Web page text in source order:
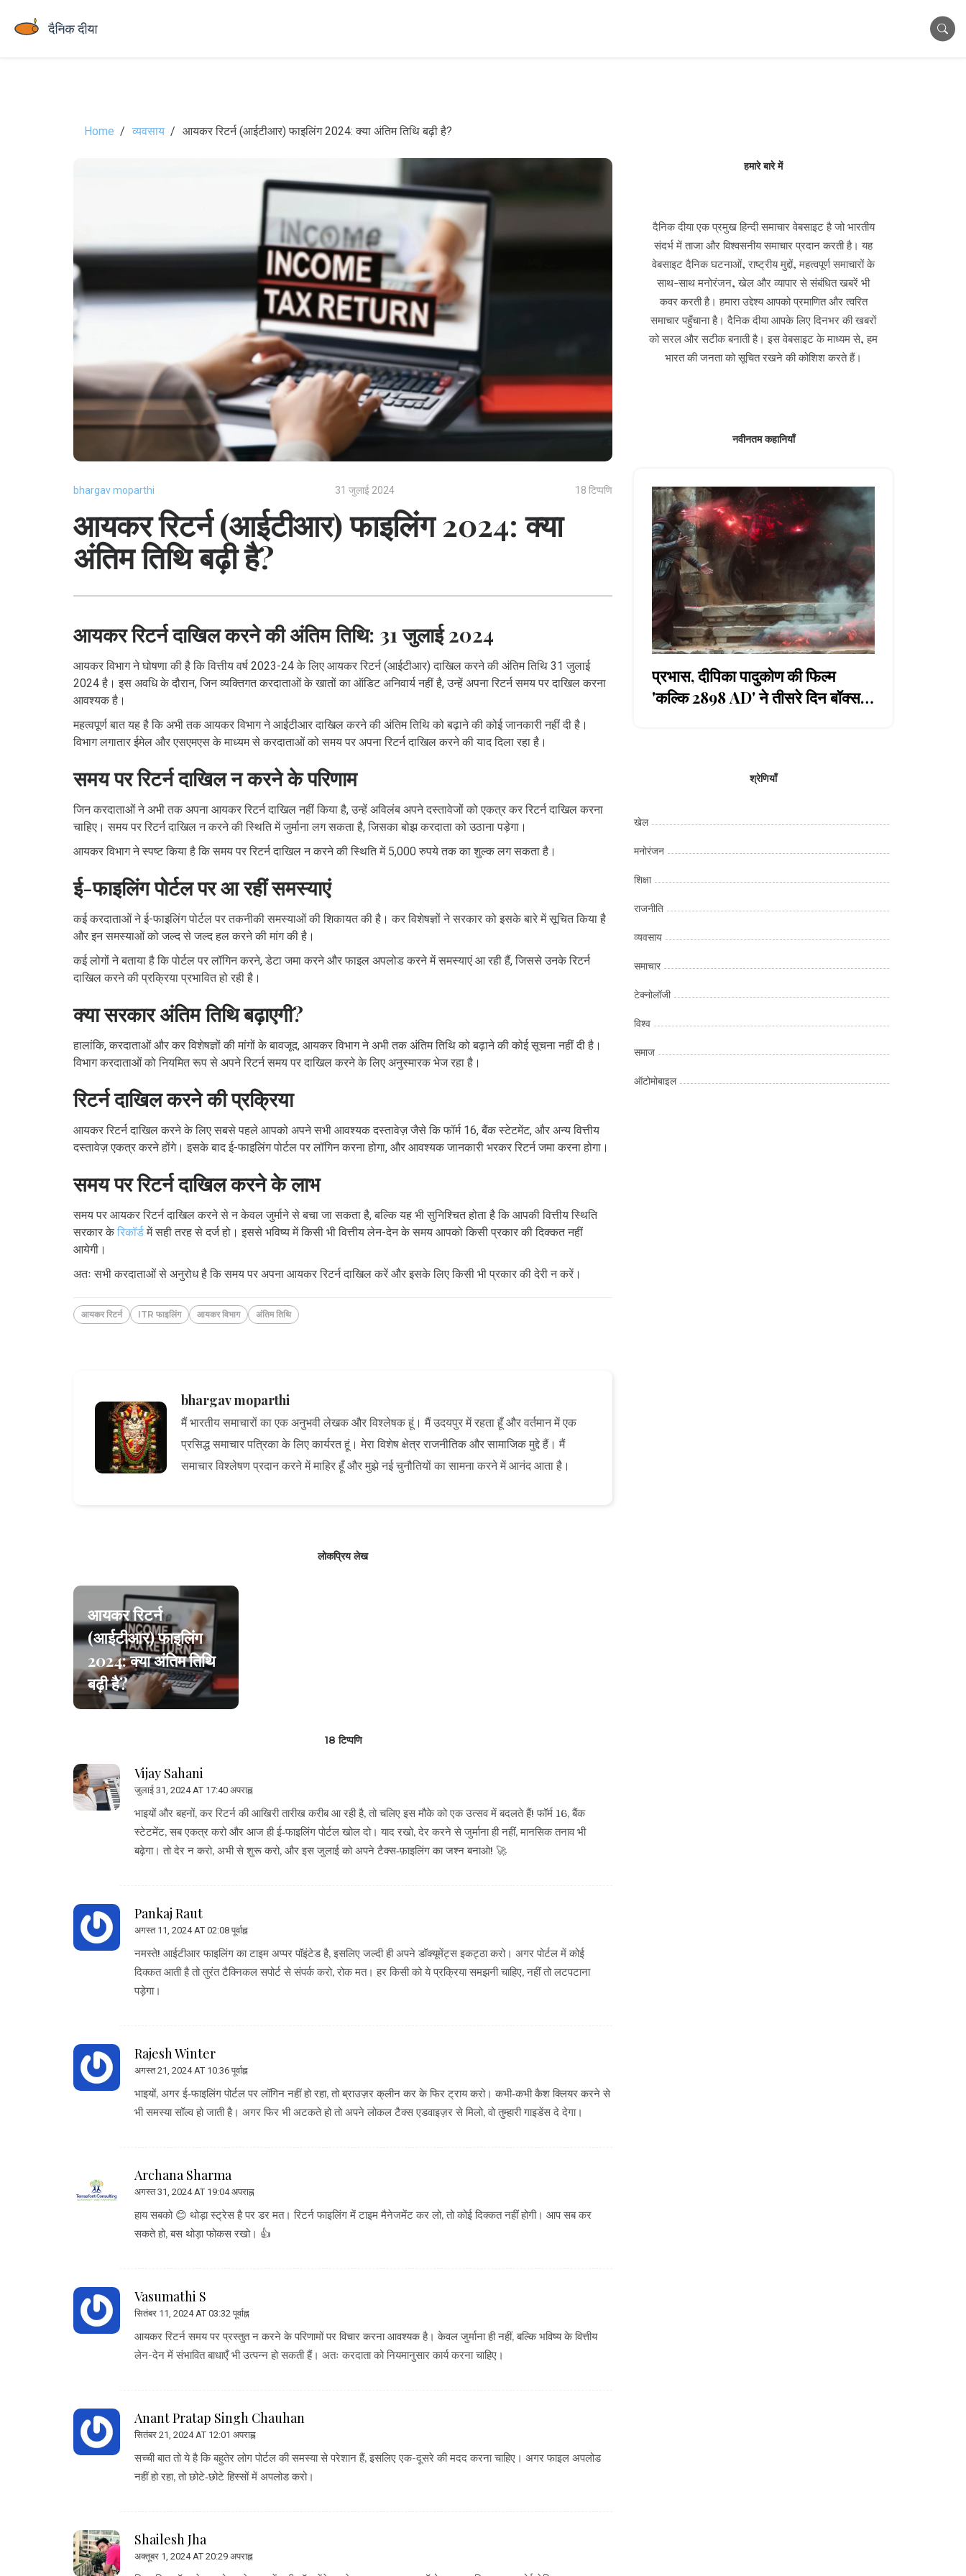
Home व्यवसाय आयकर रिटर्न (आईटीआर) फाइलिंग 2024: क्या अंतिम तिथि बढ़ी है?
bhargav moparthi 31 जुलाई 2024 18 टिप्पणि
आयकर रिटर्न (आईटीआर) फाइलिंग 2024: क्या
अंतिम तिथि बढ़ी है?
आयकर रिटर्न दाखिल करने की अंतिम तिथि: 31 जुलाई 2024
आयकर विभाग ने घोषणा की है कि वित्तीय वर्ष 2023-24 के लिए आयकर रिटर्न (आईटीआर) दाखिल करने की अंतिम तिथि 31 जुलाई
2024 है। इस अवधि के दौरान, जिन व्यक्तिगत करदाताओं के खातों का ऑडिट अनिवार्य नहीं है, उन्हें अपना रिटर्न समय पर दाखिल करना
आवश्यक है।
महत्वपूर्ण बात यह है कि अभी तक आयकर विभाग ने आईटीआर दाखिल करने की अंतिम तिथि को बढ़ाने की कोई जानकारी नहीं दी है।
विभाग लगातार ईमेल और एसएमएस के माध्यम से करदाताओं को समय पर अपना रिटर्न दाखिल करने की याद दिला रहा है।
समय पर रिटर्न दाखिल न करने के परिणाम
जिन करदाताओं ने अभी तक अपना आयकर रिटर्न दाखिल नहीं किया है, उन्हें अविलंब अपने दस्तावेजों को एकत्र कर रिटर्न दाखिल करना
चाहिए। समय पर रिटर्न दाखिल न करने की स्थिति में जुर्माना लग सकता है, जिसका बोझ करदाता को उठाना पड़ेगा।
आयकर विभाग ने स्पष्ट किया है कि समय पर रिटर्न दाखिल न करने की स्थिति में 5,000 रुपये तक का शुल्क लग सकता है।
ई-फाइलिंग पोर्टल पर आ रहीं समस्याएं
कई करदाताओं ने ई-फाइलिंग पोर्टल पर तकनीकी समस्याओं की शिकायत की है। कर विशेषज्ञों ने सरकार को इसके बारे में सूचित किया है
और इन समस्याओं को जल्द से जल्द हल करने की मांग की है।
कई लोगों ने बताया है कि पोर्टल पर लॉगिन करने, डेटा जमा करने और फाइल अपलोड करने में समस्याएं आ रही हैं, जिससे उनके रिटर्न
दाखिल करने की प्रक्रिया प्रभावित हो रही है।
क्या सरकार अंतिम तिथि बढ़ाएगी?
हालांकि, करदाताओं और कर विशेषज्ञों की मांगों के बावजूद, आयकर विभाग ने अभी तक अंतिम तिथि को बढ़ाने की कोई सूचना नहीं दी है।
विभाग करदाताओं को नियमित रूप से अपने रिटर्न समय पर दाखिल करने के लिए अनुस्मारक भेज रहा है।
रिटर्न दाखिल करने की प्रक्रिया
आयकर रिटर्न दाखिल करने के लिए सबसे पहले आपको अपने सभी आवश्यक दस्तावेज़ जैसे कि फॉर्म 16, बैंक स्टेटमेंट, और अन्य वित्तीय
दस्तावेज़ एकत्र करने होंगे। इसके बाद ई-फाइलिंग पोर्टल पर लॉगिन करना होगा, और आवश्यक जानकारी भरकर रिटर्न जमा करना होगा।
समय पर रिटर्न दाखिल करने के लाभ
समय पर आयकर रिटर्न दाखिल करने से न केवल जुर्माने से बचा जा सकता है, बल्कि यह भी सुनिश्चित होता है कि आपकी वित्तीय स्थिति
सरकार के रिकॉर्डमें सही तरह से दर्ज हो। इससे भविष्य में किसी भी वित्तीय लेन-देन के समय आपको किसी प्रकार की दिक्कत नहीं
आयेगी।
अतः सभी करदाताओं से अनुरोध है कि समय पर अपना आयकर रिटर्न दाखिल करें और इसके लिए किसी भी प्रकार की देरी न करें।
आयकर रिटर्न ITR फाइलिंग आयकर विभाग अंतिम तिथि
bhargav moparthi
मैं भारतीय समाचारों का एक अनुभवी लेखक और विश्लेषक हूं। मैं उदयपुर में रहता हूँ और वर्तमान में एक
प्रसिद्ध समाचार पत्रिका के लिए कार्यरत हूं। मेरा विशेष क्षेत्र राजनीतिक और सामाजिक मुद्दे हैं। मैं
समाचार विश्लेषण प्रदान करने में माहिर हूँ और मुझे नई चुनौतियों का सामना करने में आनंद आता है।
लोकप्रिय लेख
आयकर रिटर्न
(आईटीआर) फाइलिंग
2024: क्या अंतिम तिथि
बढ़ी है?
18 टिप्पणि
Vijay Sahani
जुलाई 31, 2024 AT 17:40 अपराह्न
भाइयों और बहनों, कर रिटर्न की आखिरी तारीख करीब आ रही है, तो चलिए इस मौके को एक उत्सव में बदलते हैं! फॉर्म 16, बैंक
स्टेटमेंट, सब एकत्र करो और आज ही ई‑फाइलिंग पोर्टल खोल दो। याद रखो, देर करने से जुर्माना ही नहीं, मानसिक तनाव भी
बढ़ेगा। तो देर न करो, अभी से शुरू करो, और इस जुलाई को अपने टैक्स‑फ़ाइलिंग का जश्न बनाओ! 🚀
Pankaj Raut
अगस्त 11, 2024 AT 02:08 पूर्वाह्न
नमस्ते! आईटीआर फाइलिंग का टाइम अप्पर पॉइंटेड है, इसलिए जल्दी ही अपने डॉक्यूमेंट्स इकट्ठा करो। अगर पोर्टल में कोई
दिक्कत आती है तो तुरंत टैक्निकल सपोर्ट से संपर्क करो, रोक मत। हर किसी को ये प्रक्रिया समझनी चाहिए, नहीं तो लटपटाना
पड़ेगा।
Rajesh Winter
अगस्त 21, 2024 AT 10:36 पूर्वाह्न
भाइयों, अगर ई‑फाइलिंग पोर्टल पर लॉगिन नहीं हो रहा, तो ब्राउज़र क‍्लीन कर के फिर ट्राय करो। कभी‑कभी कैश क्लियर करने से
भी समस्या सॉल्व हो जाती है। अगर फिर भी अटकते हो तो अपने लोकल टैक्स एडवाइज़र से मिलो, वो तुम्हारी गाइडेंस दे देगा।
Archana Sharma
अगस्त 31, 2024 AT 19:04 अपराह्न
हाय सबको 😊 थोड़ा स्ट्रेस है पर डर मत। रिटर्न फाइलिंग में टाइम मैनेजमेंट कर लो, तो कोई दिक्कत नहीं होगी। आप सब कर
सकते हो, बस थोड़ा फोकस रखो। 👍
Vasumathi S
सितंबर 11, 2024 AT 03:32 पूर्वाह्न
आयकर रिटर्न समय पर प्रस्तुत न करने के परिणामों पर विचार करना आवश्यक है। केवल जुर्माना ही नहीं, बल्कि भविष्य के वित्तीय
लेन-देन में संभावित बाधाएँ भी उत्पन्न हो सकती हैं। अतः करदाता को नियमानुसार कार्य करना चाहिए।
Anant Pratap Singh Chauhan
सितंबर 21, 2024 AT 12:01 अपराह्न
सच्ची बात तो ये है कि बहुतेर लोग पोर्टल की समस्या से परेशान हैं, इसलिए एक-दूसरे की मदद करना चाहिए। अगर फाइल अपलोड
नहीं हो रहा, तो छोटे‑छोटे हिस्सों में अपलोड करो।
Shailesh Jha
अक्तूबर 1, 2024 AT 20:29 अपराह्न
हमारे बारे में
दैनिक दीया एक प्रमुख हिन्दी समाचार वेबसाइट है जो भारतीय
संदर्भ में ताजा और विश्वसनीय समाचार प्रदान करती है। यह
वेबसाइट दैनिक घटनाओं, राष्ट्रीय मुद्दों, महत्वपूर्ण समाचारों के
साथ-साथ मनोरंजन, खेल और व्यापार से संबंधित खबरें भी
कवर करती है। हमारा उद्देश्य आपको प्रमाणित और त्वरित
समाचार पहुँचाना है। दैनिक दीया आपके लिए दिनभर की खबरों
को सरल और सटीक बनाती है। इस वेबसाइट के माध्यम से, हम
भारत की जनता को सूचित रखने की कोशिश करते हैं।
नवीनतम कहानियाँ
प्रभास, दीपिका पादुकोण की फिल्म
'कल्कि 2898 AD' ने तीसरे दिन बॉक्स
श्रेणियाँ
खेल
मनोरंजन
शिक्षा
राजनीति
व्यवसाय
समाचार
टेक्नोलॉजी
विश्व
समाज
ऑटोमोबाइल